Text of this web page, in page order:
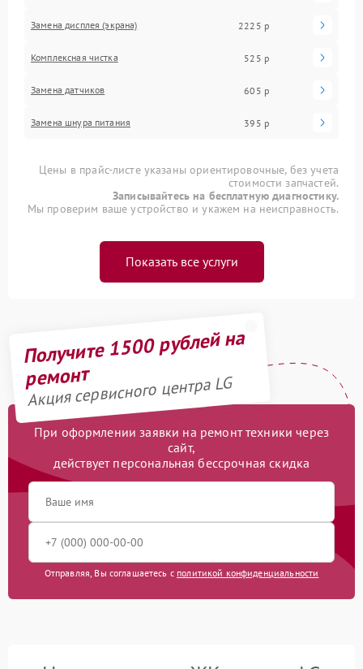
Замена дисплея (экрана) 2225 р
Комплексная чистка 525 р
Замена датчиков 605 р
Замена шнура питания 395 р
Цены в прайс-листе указаны ориентировочные, без учета
стоимости запчастей.
Записывайтесь на бесплатную диагностику.
Мы проверим ваше устройство и укажем на неисправность.
Показать все услуги
Получите 1500 рублей на
ремонт
Акция сервисного центра LG
При оформлении заявки на ремонт техники через
сайт,
действует персональная бессрочная скидка
Отправляя, Вы соглашаетесь с политикой конфиденциальности